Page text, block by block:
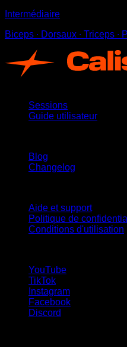
Intermédiaire
Biceps ∙ Dorsaux ∙ Triceps ∙
Sessions
Guide utilisateur
Blog
Changelog
Aide et support
Politique de
Conditions d'utilisation
YouTube
TikTok
Instagram
Facebook
Discord